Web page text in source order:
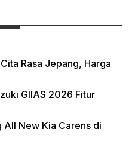
Rasa Jepang, Harga
GIIAS 2026 Fitur
All New Kia Carens di